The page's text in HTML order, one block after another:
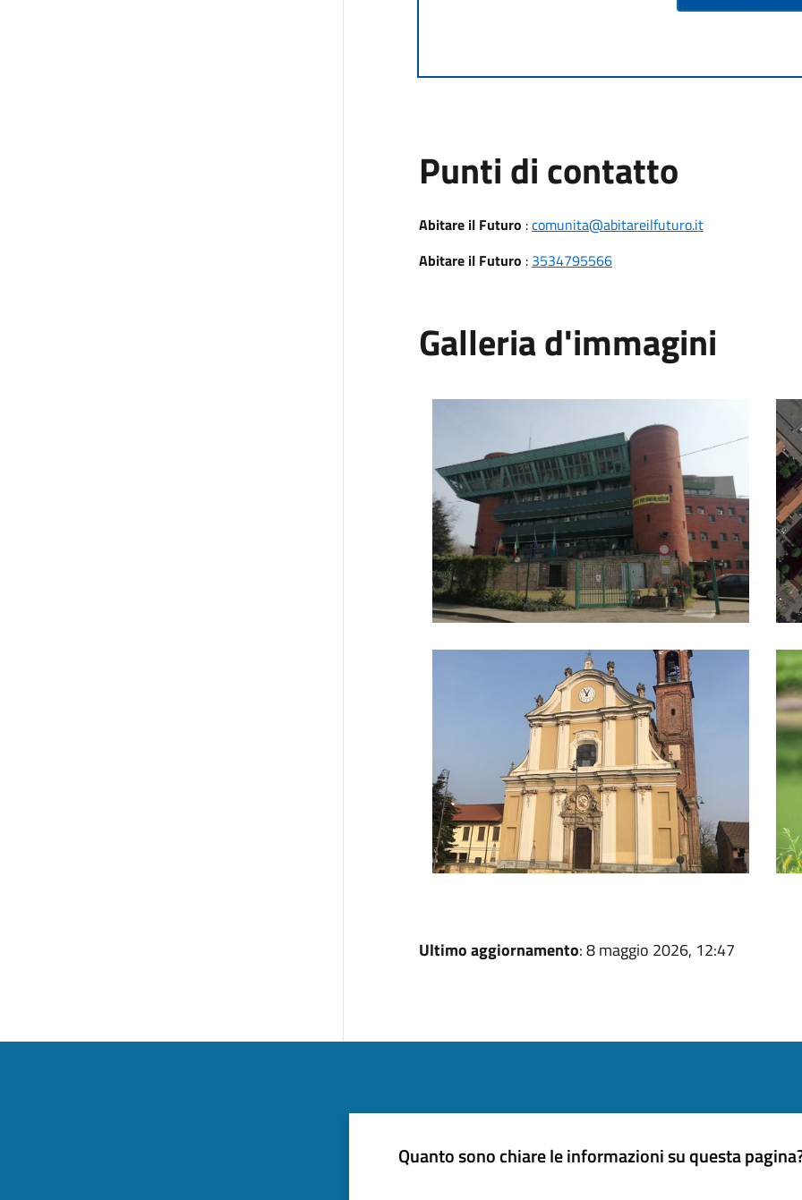
Punti di contatto
Abitare il Futuro :comunita@abitareilfuturo.it
Abitare il Futuro : 3534795566
Galleria d'immagini
Ultimo aggiornamento: 8 maggio 2026, 12:47
Quanto sono chiare le informazioni su questa